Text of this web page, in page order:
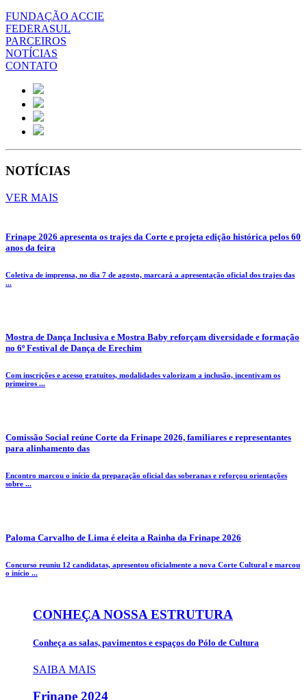
FUNDAÇÃO ACCIE
FEDERASUL
PARCEIROS
NOTÍCIAS
CONTATO
NOTÍCIAS
VER MAIS
Frinape 2026 apresenta os trajes da Corte e projeta edição histórica pelos 60
anos da feira
Coletiva de imprensa, no dia 7 de agosto, marcará a apresentação oficial dos trajes das
...
Mostra de Dança Inclusiva e Mostra Baby reforçam diversidade e formação
no 6º Festival de Dança de Erechim
Com inscrições e acesso gratuitos, modalidades valorizam a inclusão, incentivam os
primeiros ...
Comissão Social reúne Corte da Frinape 2026, familiares e representantes
para alinhamento das
Encontro marcou o início da preparação oficial das soberanas e reforçou orientações
sobre ...
Paloma Carvalho de Lima é eleita a Rainha da Frinape 2026
Concurso reuniu 12 candidatas, apresentou oficialmente a nova Corte Cultural e marcou
o início ...
CONHEÇA NOSSA ESTRUTURA
Conheça as salas, pavimentos e espaços do Pólo de Cultura
SAIBA MAIS
Frinape 2024